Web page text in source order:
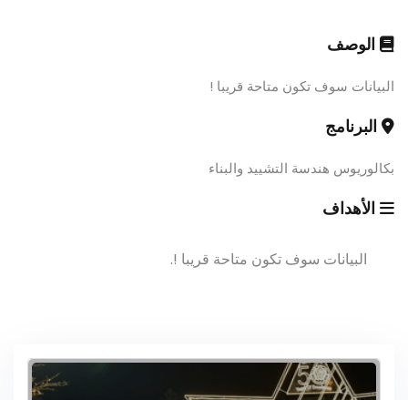
الوصف
البيانات سوف تكون متاحة قريبا !
البرنامج
بكالوريوس هندسة التشييد والبناء
الأهداف
البيانات سوف تكون متاحة قريبا !.